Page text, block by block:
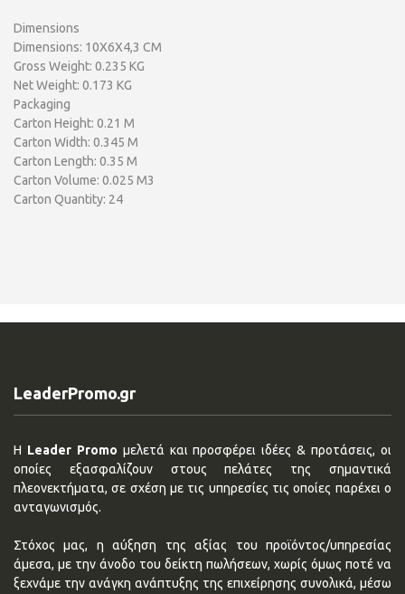
Dimensions
Dimensions: 10X6X4,3 CM
Gross Weight: 0.235 KG
Net Weight: 0.173 KG
Packaging
Carton Height: 0.21 M
Carton Width: 0.345 M
Carton Length: 0.35 M
Carton Volume: 0.025 M3
Carton Quantity: 24
LeaderPromo.gr
Η Leader Promo μελετά και προσφέρει ιδέες & προτάσεις, οι
οποίες εξασφαλίζουν στους πελάτες της σημαντικά
πλεονεκτήματα, σε σχέση με τις υπηρεσίες τις οποίες παρέχει ο
ανταγωνισμός.
Στόχος μας, η αύξηση της αξίας του προϊόντος/υπηρεσίας
άμεσα, με την άνοδο του δείκτη πωλήσεων, χωρίς όμως ποτέ να
ξεχνάμε την ανάγκη ανάπτυξης της επιχείρησης συνολικά, μέσω